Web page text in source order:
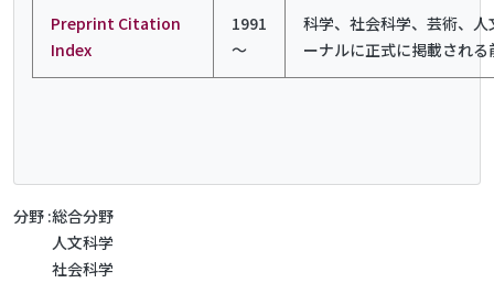
Preprint Citation
Index
1991
～
科学、社会科学、芸術、
ーナルに正式に掲載され
分野 総合分野
人文科学
社会科学